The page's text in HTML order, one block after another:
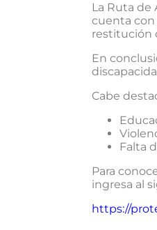
La Ruta de
cuenta con
restitución
En
Cabe
Falta
Para
ingresa al
https://